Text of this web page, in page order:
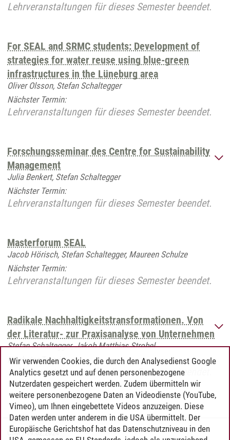
Lehrveranstaltungen für dieses Semester beendet.
For SEAL and SRMC students: Development of
strategies for water reuse using blue-green
infrastructures in the Lüneburg area
Oliver Olsson, Stefan Schaltegger
Nächster Termin:
Lehrveranstaltungen für dieses Semester beendet.
Forschungsseminar des Centre for Sustainability
Management
Julia Benkert, Stefan Schaltegger
Nächster Termin:
Lehrveranstaltungen für dieses Semester beendet.
Masterforum SEAL
Jacob Hörisch, Stefan Schaltegger, Maureen Schulze
Nächster Termin:
Lehrveranstaltungen für dieses Semester beendet.
Radikale Nachhaltigkeitstransformationen. Von
der Literatur- zur Praxisanalyse von Unternehmen
Stefan Schaltegger, Jakob Matthias Strobel
Nächster Termin:
Lehrveranstaltungen für dieses Semester beendet.
CSM/19.02.2024
Wir verwenden Cookies, die durch den Analysedienst Google
Analytics gesetzt und auf denen personenbezogene
Nutzerdaten gespeichert werden. Zudem übermitteln wir
weitere personenbezogene Daten an Videodienste (YouTube,
Vimeo), um Ihnen eingebettete Videos anzuzeigen. Diese
Daten werden unter anderem in die USA übermittelt. Der
Europäische Gerichtshof hat das Datenschutzniveau in den